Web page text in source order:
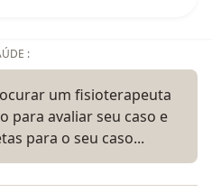
:
um fisioterapeuta
para avaliar seu caso e
para o seu caso...